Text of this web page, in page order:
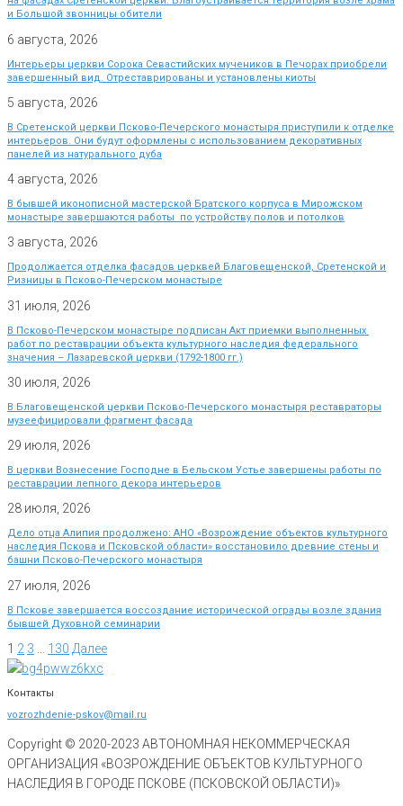
и Большой звонницы обители
6 августа, 2026
Интерьеры церкви Сорока Севастийских мучеников в Печорах приобрели
завершенный вид. Отреставрированы и установлены киоты
5 августа, 2026
В Сретенской церкви Псково-Печерского монастыря приступили к отделке
интерьеров. Они будут оформлены с использованием декоративных
панелей из натурального дуба
4 августа, 2026
В бывшей иконописной мастерской Братского корпуса в Мирожском
монастыре завершаются работы по устройству полов и потолков
3 августа, 2026
Продолжается отделка фасадов церквей Благовещенской, Сретенской и
Ризницы в Псково-Печерском монастыре
31 июля, 2026
В Псково-Печерском монастыре подписан Акт приемки выполненных
работ по реставрации объекта культурного наследия федерального
значения – Лазаревской церкви (1792-1800 гг.)
30 июля, 2026
В Благовещенской церкви Псково-Печерского монастыря реставраторы
музеефицировали фрагмент фасада
29 июля, 2026
В церкви Вознесение Господне в Бельском Устье завершены работы по
реставрации лепного декора интерьеров
28 июля, 2026
Дело отца Алипия продолжено: АНО «Возрождение объектов культурного
наследия Пскова и Псковской области» восстановило древние стены и
башни Псково-Печерского монастыря
27 июля, 2026
В Пскове завершается воссоздание исторической ограды возле здания
бывшей Духовной семинарии
1 2 3 130 Далее
Контакты
vozrozhdenie-pskov@mail.ru
Copyright © 2020-2023 АВТОНОМНАЯ НЕКОММЕРЧЕСКАЯ
ОРГАНИЗАЦИЯ «ВОЗРОЖДЕНИЕ ОБЪЕКТОВ КУЛЬТУРНОГО
НАСЛЕДИЯ В ГОРОДЕ ПСКОВЕ (ПСКОВСКОЙ ОБЛАСТИ)»